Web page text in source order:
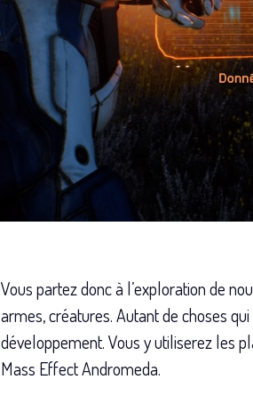
Vous partez donc à l’exploration de
armes, créatures. Autant de choses
développement. Vous y utiliserez les
Mass Effect Andromeda.